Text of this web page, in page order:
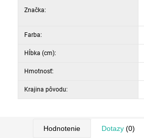
Farba: cappuccino a hnedá
Značka:
Farba:
Hĺbka (cm):
Hmotnosť:
Krajina pôvodu:
Hodnotenie Dotazy (0)